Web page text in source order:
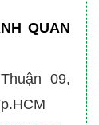
QUAN
09,